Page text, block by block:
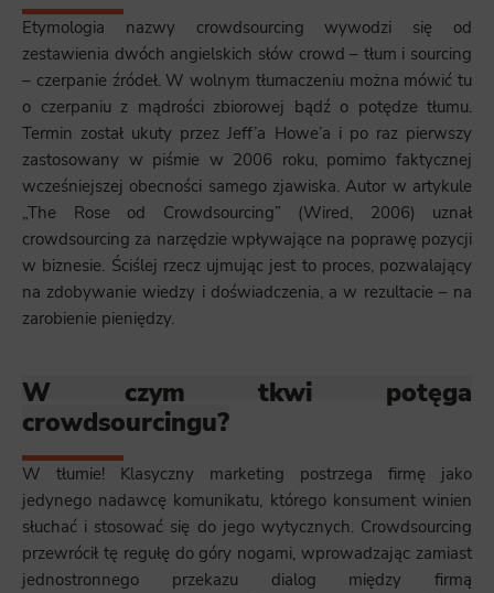
Etymologia nazwy crowdsourcing wywodzi się od
zestawienia dwóch angielskich słów crowd – tłum i sourcing
– czerpanie źródeł. W wolnym tłumaczeniu można mówić tu
o czerpaniu z mądrości zbiorowej bądź o potędze tłumu.
Termin został ukuty przez Jeff’a Howe’a i po raz pierwszy
zastosowany w piśmie w 2006 roku, pomimo faktycznej
wcześniejszej obecności samego zjawiska. Autor w artykule
„The Rose od Crowdsourcing” (Wired, 2006) uznał
crowdsourcing za narzędzie wpływające na poprawę pozycji
w biznesie. Ściślej rzecz ujmując jest to proces, pozwalający
na zdobywanie wiedzy i doświadczenia, a w rezultacie – na
zarobienie pieniędzy.
W czym tkwi potęga
crowdsourcingu?
W tłumie! Klasyczny marketing postrzega firmę jako
jedynego nadawcę komunikatu, którego konsument winien
słuchać i stosować się do jego wytycznych. Crowdsourcing
przewrócił tę regułę do góry nogami, wprowadzając zamiast
jednostronnego przekazu dialog między firmą